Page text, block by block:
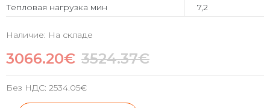
Тепловая нагрузка мин
7,2
Наличие: На складе
3066.20€ 3524.37€
Без НДС: 2534.05€